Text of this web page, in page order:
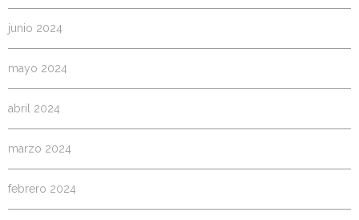
junio 2024
mayo 2024
abril 2024
marzo 2024
febrero 2024